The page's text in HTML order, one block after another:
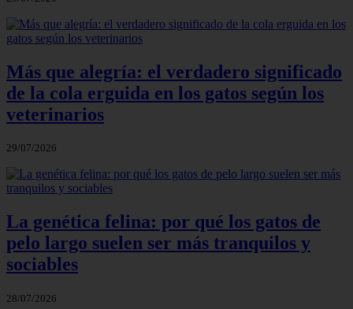
Más que alegría: el verdadero significado
de la cola erguida en los gatos según los
veterinarios
29/07/2026
La genética felina: por qué los gatos de
pelo largo suelen ser más tranquilos y
sociables
28/07/2026